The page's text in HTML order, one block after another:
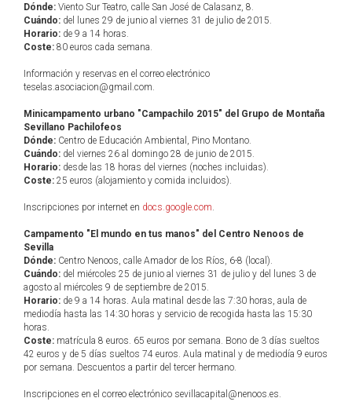
Dónde: Viento Sur Teatro, calle San José de Calasanz, 8.
Cuándo: del lunes 29 de junio al viernes 31 de julio de 2015.
Horario: de 9 a 14 horas.
Coste: 80 euros cada semana.
Información y reservas en el correo electrónico
teselas.asociacion@gmail.com.
Minicampamento urbano "Campachilo 2015" del Grupo de Montaña
Sevillano Pachilofeos
Dónde: Centro de Educación Ambiental, Pino Montano.
Cuándo: del viernes 26 al domingo 28 de junio de 2015.
Horario: desde las 18 horas del viernes (noches incluidas).
Coste: 25 euros (alojamiento y comida incluidos).
Inscripciones por internet en docs.google.com.
Campamento "El mundo en tus manos" del Centro Nenoos de
Sevilla
Dónde: Centro Nenoos, calle Amador de los Ríos, 6-8 (local).
Cuándo: del miércoles 25 de junio al viernes 31 de julio y del lunes 3 de
agosto al miércoles 9 de septiembre de 2015.
Horario: de 9 a 14 horas. Aula matinal desde las 7:30 horas, aula de
mediodía hasta las 14:30 horas y servicio de recogida hasta las 15:30
horas.
Coste: matrícula 8 euros. 65 euros por semana. Bono de 3 días sueltos
42 euros y de 5 días sueltos 74 euros. Aula matinal y de mediodía 9 euros
por semana. Descuentos a partir del tercer hermano.
Inscripciones en el correo electrónico sevillacapital@nenoos.es.